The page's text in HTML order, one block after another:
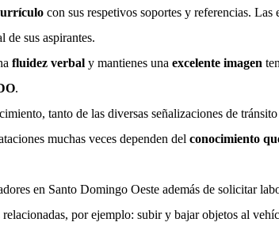
con sus respetivos soportes y referencias. Las
de sus aspirantes.
fluidez verbal y mantienes una excelente imagen
.
tanto de las diversas señalizaciones de
muchas veces dependen del conocimiento
en Santo Domingo Oeste además de solicitar
por ejemplo: subir y bajar objetos al